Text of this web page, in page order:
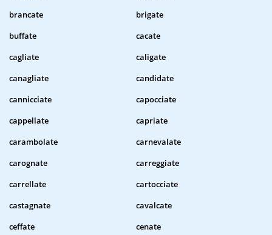
brancate
brigate
buffate
cacate
cagliate
caligate
canagliate
candidate
cannicciate
capocciate
cappellate
capriate
carambolate
carnevalate
carognate
carreggiate
carrellate
cartocciate
castagnate
cavalcate
ceffate
cenate